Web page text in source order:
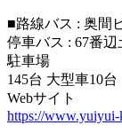
■路線バス : 奥間
停車バス : 67番
駐車場
145台 大型車10
Webサイト
https://